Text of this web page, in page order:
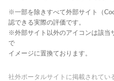
※一部を除きすべて外部サイト（
認できる実際の評価です。
※外部サイト以外のアイコンは該当
で
イメージに置換ております。
社外ポータルサイトに掲載されてい